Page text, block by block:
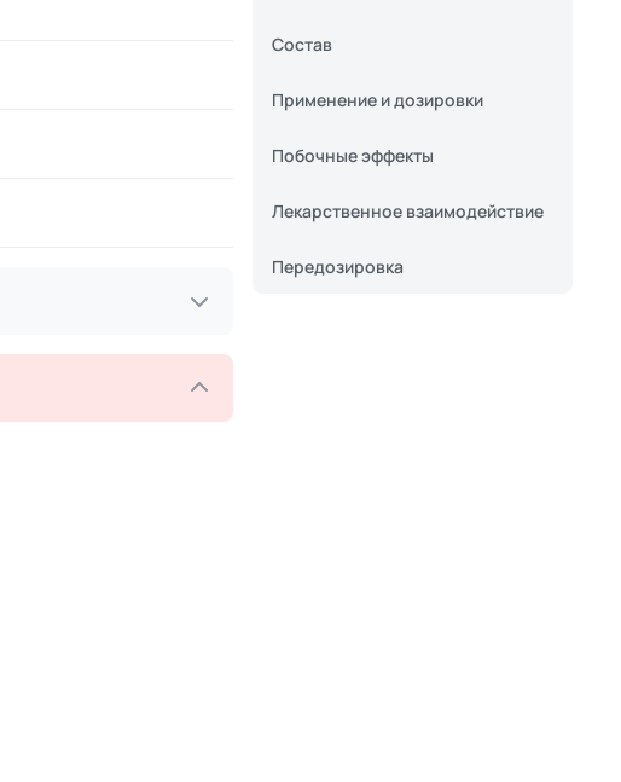
Состав
Применение и дозировки
Побочные эффекты
Лекарственное взаимодействие
Передозировка